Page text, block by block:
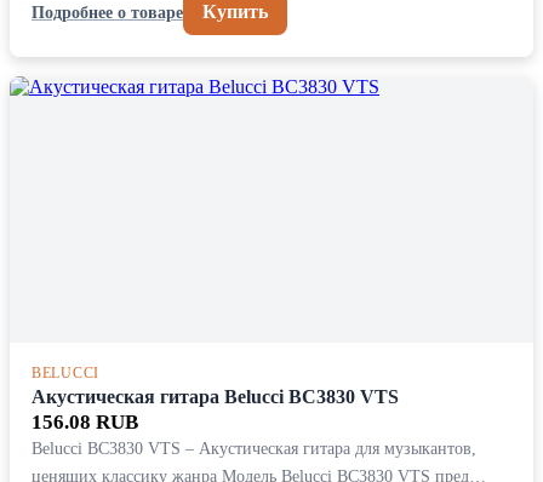
Подробнее о товаре
Купить
BELUCCI
Акустическая гитара Belucci BC3830 VTS
156.08 RUB
Belucci BC3830 VTS – Акустическая гитара для музыкантов,
ценящих классику жанра Модель Belucci BC3830 VTS пред…